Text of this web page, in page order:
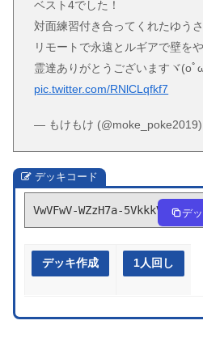
ベスト4でした！
対面練習付き合ってくれたゆう
リモートで永遠とルギアで壁を
霊達ありがとうございますヾ(oﾟ
pic.twitter.com/RNlCLqfkf7
— もけもけ (@moke_poke2019)
デッキコード
VwVFwV-WZzH7a-5VkkkV デ
デッキ作成 1人回し